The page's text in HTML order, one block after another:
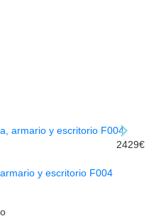
2429€
y escritorio F004